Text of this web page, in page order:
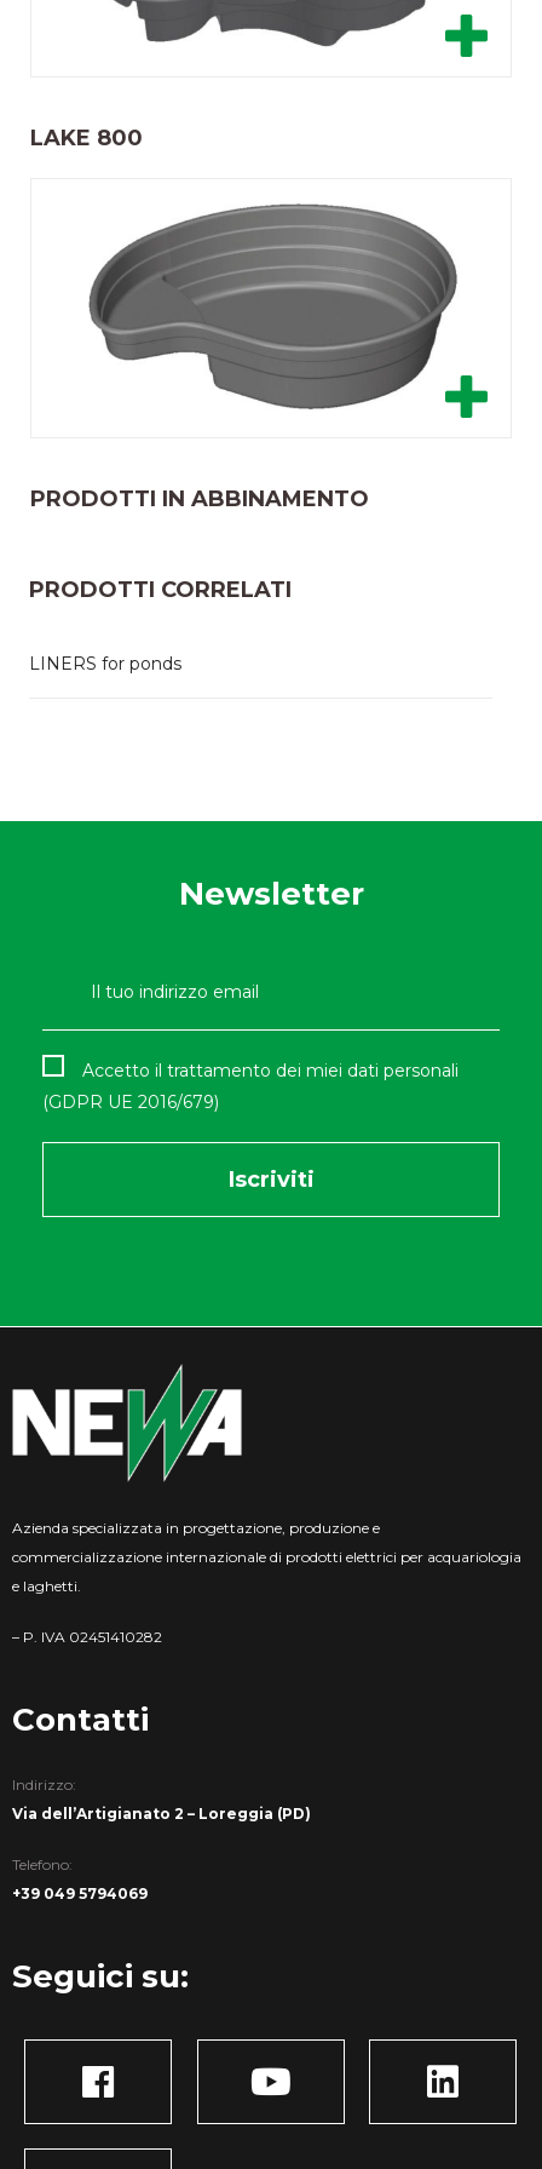
LAKE 800
PRODOTTI IN ABBINAMENTO
PRODOTTI CORRELATI
LINERS for ponds
Newsletter
Accetto il trattamento dei miei dati personali
(GDPR UE 2016/679)
Azienda specializzata in progettazione, produzione e
commercializzazione internazionale di prodotti elettrici per acquariologia
e laghetti.
– P. IVA 02451410282
Contatti
Indirizzo:
Via dell’Artigianato 2 – Loreggia (PD)
Telefono:
+39 049 5794069
Seguici su: